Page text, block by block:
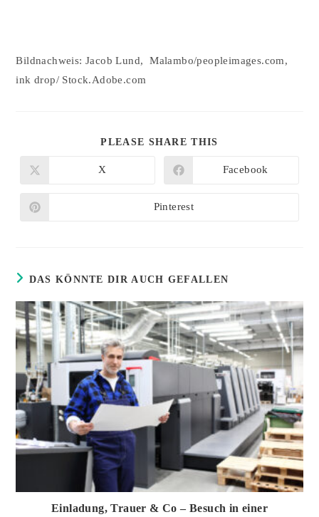
Bildnachweis: Jacob Lund, Malambo/peopleimages.com,
ink drop/ Stock.Adobe.com
PLEASE SHARE THIS
Öffnet
X
Öffnet
Facebook
Öffnet
Pinterest
DAS KÖNNTE DIR AUCH GEFALLEN
Einladung, Trauer & Co – Besuch in einer